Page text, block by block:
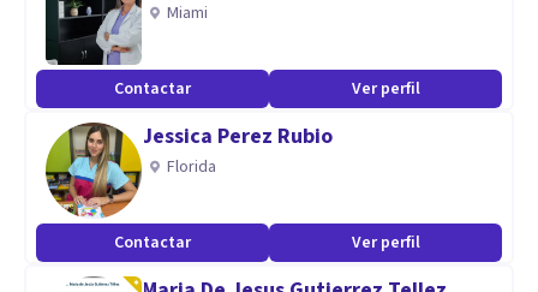
Miami
Contactar Ver perfil
Jessica Perez Rubio
Florida
Contactar Ver perfil